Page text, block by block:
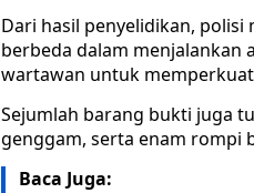
Dari hasil penyelidikan,
berbeda dalam menjalankan
wartawan untuk
Sejumlah barang bukti juga
genggam, serta enam rompi
Baca Juga: